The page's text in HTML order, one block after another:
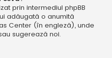
prin intermediul phpBB
adăugată o anumită
Center (în engleză), unde
sugerează noi.